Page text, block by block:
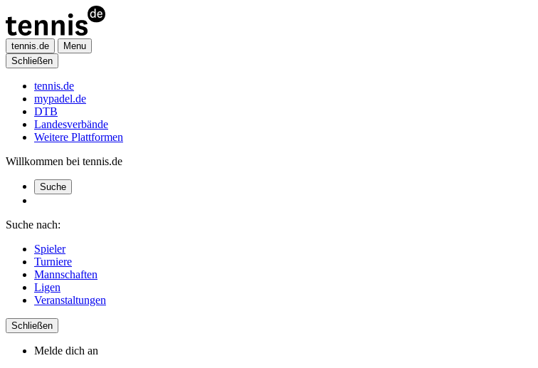
tennis.de
Menu
Schließen
tennis.de
mypadel.de
DTB
Landesverbände
Weitere Plattformen
Willkommen bei tennis.de
Suche
Suche nach:
Spieler
Turniere
Mannschaften
Ligen
Veranstaltungen
Schließen
Melde dich an